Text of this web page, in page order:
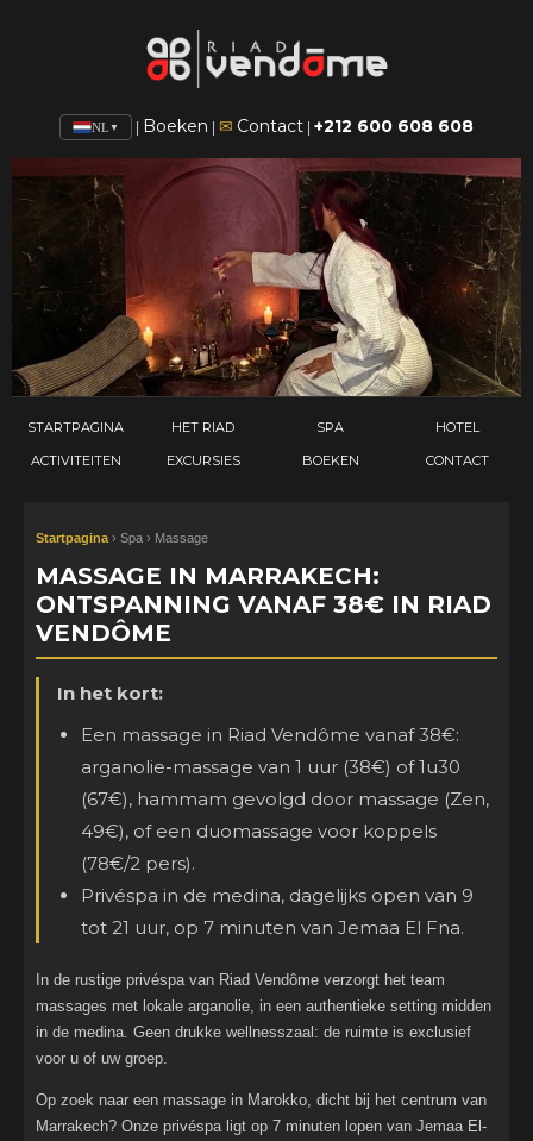
NL ▼ Boeken ✉ Contact +212 600 608 608
STARTPAGINA HET RIAD SPA
HOTEL
ACTIVITEITEN
EXCURSIES BOEKEN CONTACT
Startpagina › Spa › Massage
MASSAGE IN MARRAKECH:
ONTSPANNING VANAF 38€ IN RIAD
VENDÔME
In het kort:
Een massage in Riad Vendôme vanaf 38€:
arganolie-massage van 1 uur (38€) of 1u30
(67€), hammam gevolgd door massage (Zen,
49€), of een duomassage voor koppels
(78€/2 pers).
Privéspa in de medina, dagelijks open van 9
tot 21 uur, op 7 minuten van Jemaa El Fna.
In de rustige privéspa van Riad Vendôme verzorgt het team
massages met lokale arganolie, in een authentieke setting midden
in de medina. Geen drukke wellnesszaal: de ruimte is exclusief
voor u of uw groep.
Op zoek naar een massage in Marokko, dicht bij het centrum van
Marrakech? Onze privéspa ligt op 7 minuten lopen van Jemaa El-